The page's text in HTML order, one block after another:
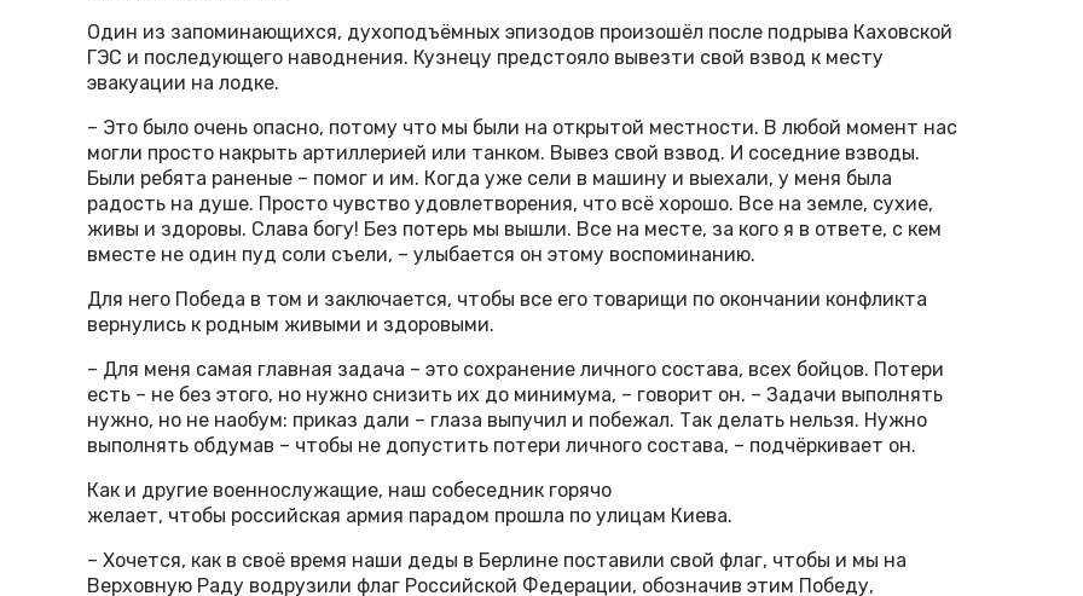
Один из запоминающихся, духоподъёмных эпизодов произошёл после подрыва Каховской
ГЭС и последующего наводнения. Кузнецу предстояло вывезти свой взвод к месту
эвакуации на лодке.
– Это было очень опасно, потому что мы были на открытой местности. В любой момент нас
могли просто накрыть артиллерией или танком. Вывез свой взвод. И соседние взводы.
Были ребята раненые – помог и им. Когда уже сели в машину и вы­ехали, у меня была
радость на душе. Просто чувство удовлетворения, что всё хорошо. Все на земле, сухие,
живы и здоровы. Слава богу! Без потерь мы вышли. Все на месте, за кого я в ответе, с кем
вместе не один пуд соли съели, – улыбается он этому воспоминанию.
Для него Победа в том и заключается, чтобы все его товарищи по окончании конфликта
вернулись к родным живыми и здоровыми.
– Для меня самая главная задача – это сохранение личного состава, всех бойцов. Потери
есть – не без этого, но нужно снизить их до минимума, – говорит он. – Задачи выполнять
нужно, но не наобум: приказ дали – глаза выпучил и побежал. Так делать нельзя. Нужно
выполнять обдумав – чтобы не допустить потери личного состава, – подчёркивает он.
Как и другие военнослужащие, наш собеседник горячо
желает, чтобы российская армия парадом прошла по улицам Киева.
– Хочется, как в своё время наши деды в Берлине поставили свой флаг, чтобы и мы на
Верховную Раду водрузили флаг Российской Федерации, обозначив этим Победу,